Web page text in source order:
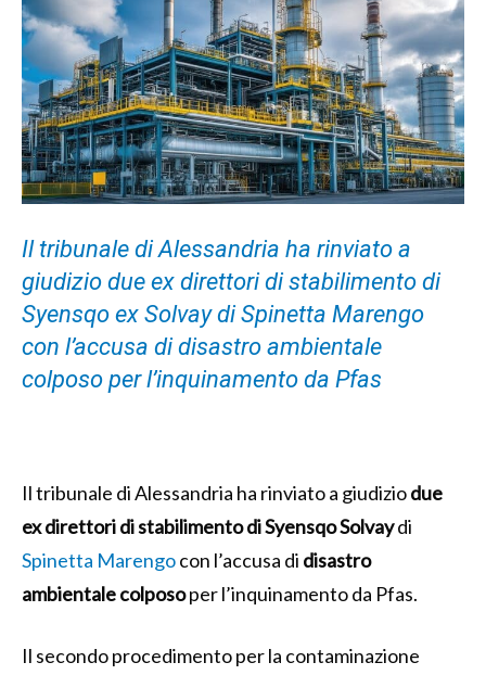
Il tribunale di Alessandria ha rinviato a
giudizio due ex direttori di stabilimento di
Syensqo ex Solvay di Spinetta Marengo
con l’accusa di disastro ambientale
colposo per l’inquinamento da Pfas
Il tribunale di Alessandria ha rinviato a giudiziodue
ex direttori di stabilimento di Syensqo Solvaydi
Spinetta Marengocon l’accusa di disastro
ambientale colposoper l’inquinamento da Pfas.
Il secondo procedimento per la contaminazione